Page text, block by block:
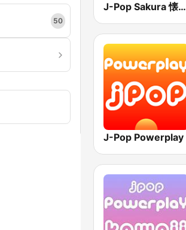
50
J-Pop Sakura 懐かしい
J-Pop Powerplay